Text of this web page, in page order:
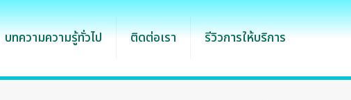
บทความความรู้ทั่วไป ติดต่อเรา รีวิวการให้บริการ